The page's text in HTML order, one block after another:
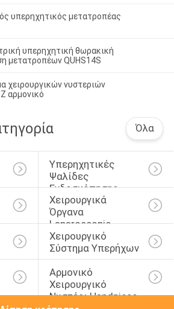
υπερηχητικός μετατροπέας
υπερηχητική θωρακική
μετατροπέων QUHS14S
χειρουργικών νυστεριών
αρμονικό
Όλα
Υπερηχητικές
Ψαλίδες
Ενδοσκόπησης
Χειρουργικά
Όργανα
Laparoscopic
Χειρουργικό
Σύστημα Υπερήχων
Αρμονικό
Χειρουργικό
Νυστέρι Handpiece